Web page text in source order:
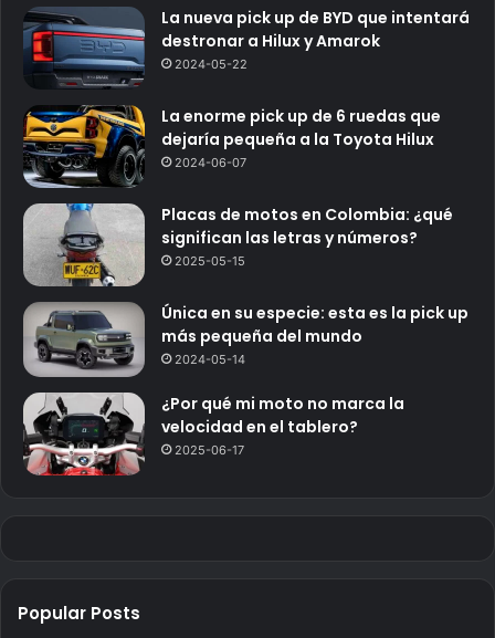
La nueva pick up de BYD que intentará
destronar a Hilux y Amarok
2024-05-22
La enorme pick up de 6 ruedas que
dejaría pequeña a la Toyota Hilux
2024-06-07
Placas de motos en Colombia: ¿qué
significan las letras y números?
2025-05-15
Única en su especie: esta es la pick up
más pequeña del mundo
2024-05-14
¿Por qué mi moto no marca la
velocidad en el tablero?
2025-06-17
Popular Posts